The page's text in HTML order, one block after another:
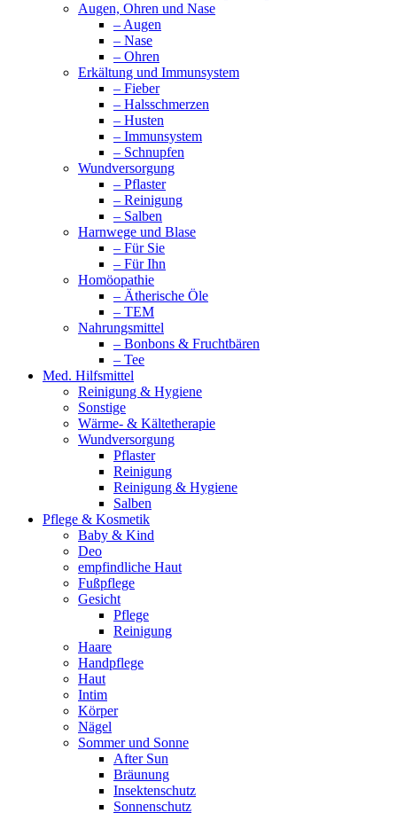
Augen, Ohren und Nase
– Augen
– Nase
– Ohren
Erkältung und Immunsystem
– Fieber
– Halsschmerzen
– Husten
– Immunsystem
– Schnupfen
Wundversorgung
– Pflaster
– Reinigung
– Salben
Harnwege und Blase
– Für Sie
– Für Ihn
Homöopathie
– Ätherische Öle
– TEM
Nahrungsmittel
– Bonbons & Fruchtbären
– Tee
Med. Hilfsmittel
Reinigung & Hygiene
Sonstige
Wärme- & Kältetherapie
Wundversorgung
Pflaster
Reinigung
Reinigung & Hygiene
Salben
Pflege & Kosmetik
Baby & Kind
Deo
empfindliche Haut
Fußpflege
Gesicht
Pflege
Reinigung
Haare
Handpflege
Haut
Intim
Körper
Nägel
Sommer und Sonne
After Sun
Bräunung
Insektenschutz
Sonnenschutz